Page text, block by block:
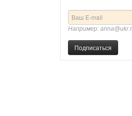
Например:
Подписаться